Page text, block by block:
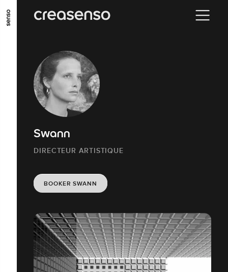
ALLER AU CONTENU PRINCIPAL
ALLER EN BAS DE PAGE
Swann
DIRECTEUR ARTISTIQUE
BOOKER SWANN